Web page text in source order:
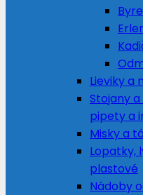
Lieviky a
Stojany
pipety a
Misky a
Lopatky,
plastové
Nádoby